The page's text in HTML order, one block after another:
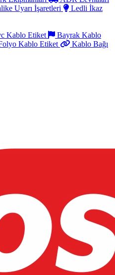
Uyarı İşaretleri
Ledli İkaz
Kablo Etiket
Bayrak Kablo
Kablo Etiket
Kablo Bağı